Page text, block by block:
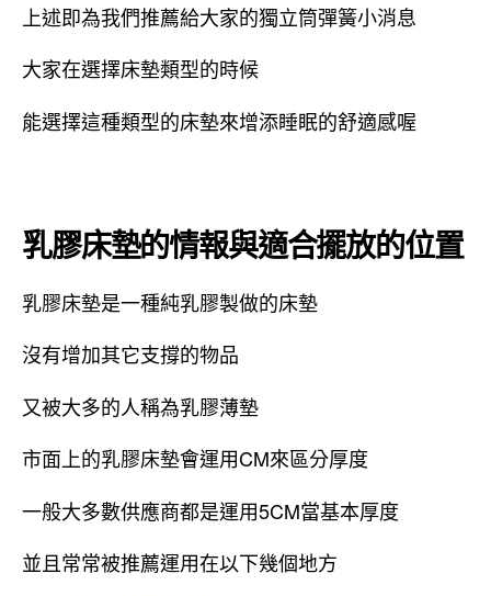
上述即為我們推薦給大家的獨立筒彈簧小消息
大家在選擇床墊類型的時候
能選擇這種類型的床墊來增添睡眠的舒適感喔
乳膠床墊的情報與適合擺放的位置
乳膠床墊是一種純乳膠製做的床墊
沒有增加其它支撐的物品
又被大多的人稱為乳膠薄墊
市面上的乳膠床墊會運用CM來區分厚度
一般大多數供應商都是運用5CM當基本厚度
並且常常被推薦運用在以下幾個地方